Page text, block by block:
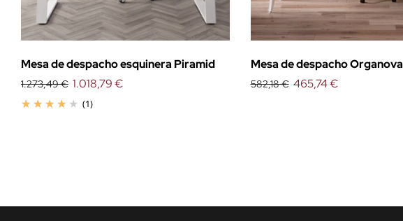
Mesa de despacho esquinera Piramid
1.273,49 €
(1)
1.018,79 €
Mesa de despacho Organova
582,18 € 465,74 €